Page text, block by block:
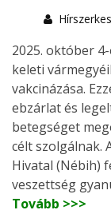
2025. október
keleti
vakcinázása.
ebzárlat és
betegséget
célt szolgálnak.
Hivatal (Nébih)
veszettség
Tovább >>>